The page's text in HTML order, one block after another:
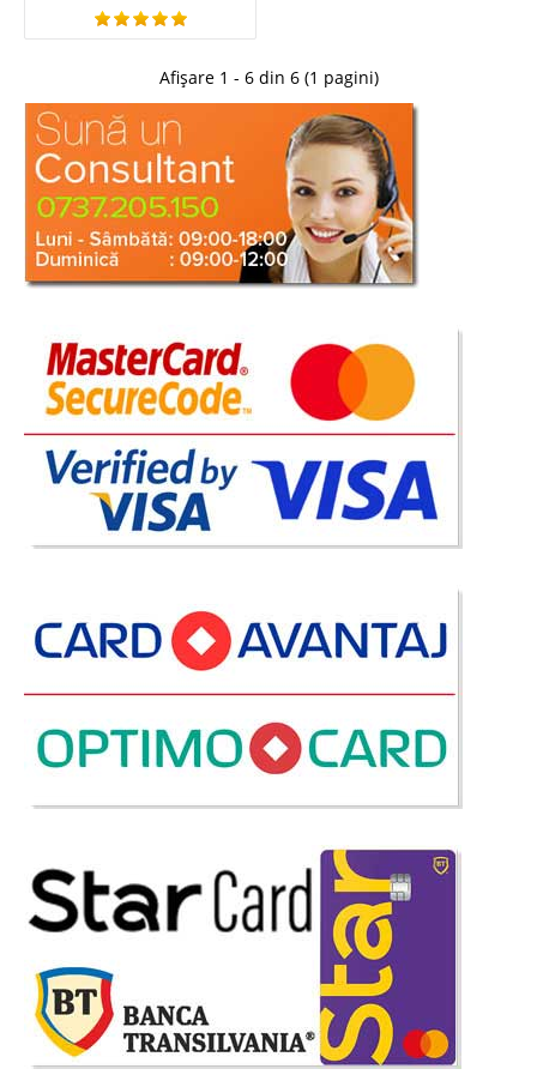
Comoda TV alb lucios Lisbon de lux
Comoda tv alba lucioasa de lux lunga – Lisbon Atunci cand sufrageria sau
livingul dvs. este amenajat pe o linie de design nobil cu mobilier de lux alb
trebuie sa mentineti nota de eleganta si in zona dedicata televizorului.
Indiferent ca preferati plasma tv le..
1.990 Lei
Pret Redus 1.499 Lei
Stoc Epuizat - Indisponibil
Adauga la Favorite
Comoda TV alba cu auriu si cristal
INCLUDE panoul de perete Amenajarea unei sufragerii de lux pe un stil
elegant si modern este o adevarata provocare. Pentru o amenajare
reusita a livingului pe stil modern de ..
2.475 Lei
Pret Redus1.500 Lei
Stoc Epuizat - Indisponibil
Afișare 1 - 6 din 6 (1 pagini)